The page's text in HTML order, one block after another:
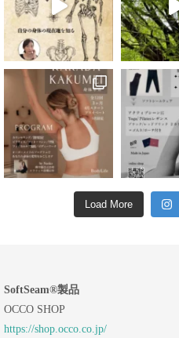
Load More
SoftSeam®製品
OCCO SHOP
https://shop.occo.co.jp/